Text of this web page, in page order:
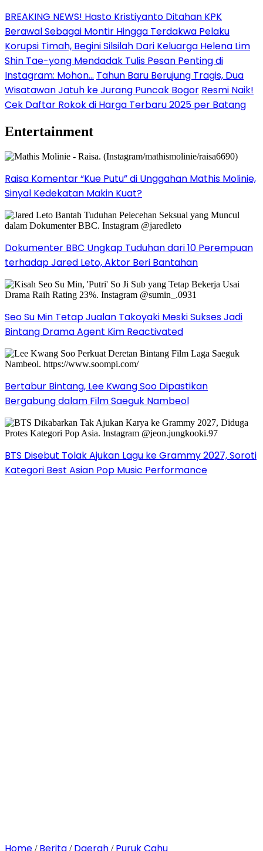
BREAKING NEWS! Hasto Kristiyanto Ditahan KPK
Berawal Sebagai Montir Hingga Terdakwa Pelaku
Korupsi Timah, Begini Silsilah Dari Keluarga Helena Lim
Shin Tae-yong Mendadak Tulis Pesan Penting di
Instagram: Mohon… Tahun Baru Berujung Tragis, Dua
Wisatawan Jatuh ke Jurang Puncak Bogor Resmi Naik!
Cek Daftar Rokok di Harga Terbaru 2025 per Batang
Entertainment
Raisa Komentar “Kue Putu” di Unggahan Mathis Molinie,
Sinyal Kedekatan Makin Kuat?
Dokumenter BBC Ungkap Tuduhan dari 10 Perempuan
terhadap Jared Leto, Aktor Beri Bantahan
Seo Su Min Tetap Jualan Takoyaki Meski Sukses Jadi
Bintang Drama Agent Kim Reactivated
Bertabur Bintang, Lee Kwang Soo Dipastikan
Bergabung dalam Film Saeguk Nambeol
BTS Disebut Tolak Ajukan Lagu ke Grammy 2027, Soroti
Kategori Best Asian Pop Music Performance
Home / Berita / Daerah / Puruk Cahu